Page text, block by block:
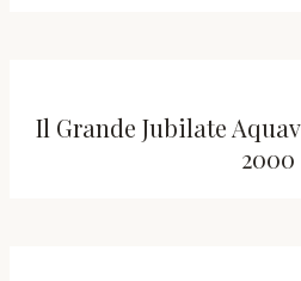
Il Grande Jubilate
2000